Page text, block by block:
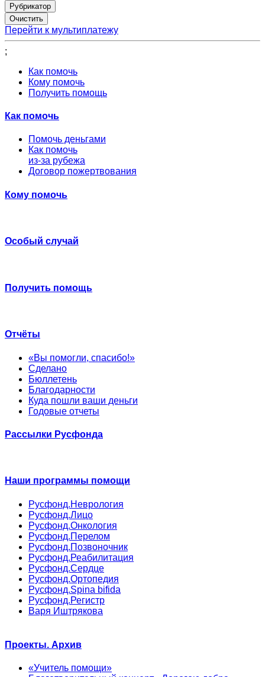
Рубрикатор
Перейти к мультиплатежу
;
Как помочь
Кому помочь
Получить помощь
Как помочь
Помочь деньгами
Как помочь
из-за рубежа
Договор пожертвования
Кому помочь
Особый случай
Получить помощь
Отчёты
«Вы помогли, спасибо!»
Сделано
Бюллетень
Благодарности
Куда пошли ваши деньги
Годовые отчеты
Рассылки Русфонда
Наши программы помощи
Русфонд.Неврология
Русфонд.Лицо
Русфонд.Онкология
Русфонд.Перелом
Русфонд.Позвоночник
Русфонд.Реабилитация
Русфонд.Сердце
Русфонд.Ортопедия
Русфонд.Spina bifida
Русфонд.Регистр
Варя Иштрякова
Проекты. Архив
«Учитель помощи»